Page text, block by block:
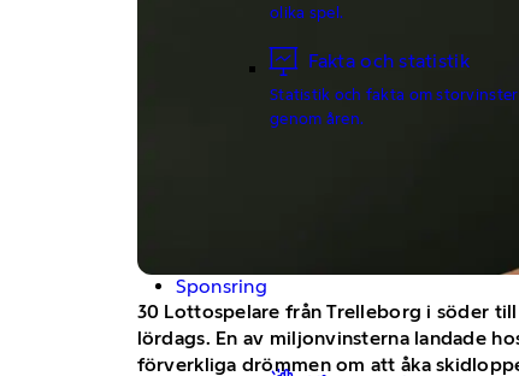
olika spel.
Fakta och statistik
Statistik och fakta om storvinster
genom åren.
Sponsring
30 Lottospelare från Trelleborg i söder
lördags. En av miljonvinsterna landade
förverkliga drömmen om att åka